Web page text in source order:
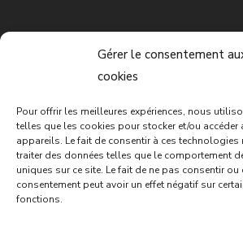
Gérer le consentement
cookies
Pour offrir les meilleures expériences, nous
telles que les cookies pour stocker et/ou
appareils. Le fait de consentir à ces technologies
traiter des données telles que le comportement
uniques sur ce site. Le fait de ne pas consentir ou
consentement peut avoir un effet négatif sur
fonctions.
Mon compte
Paiement – Offre Ba Zi
Mentions légales
Conditions d’utilisation
Conditions générales de vente